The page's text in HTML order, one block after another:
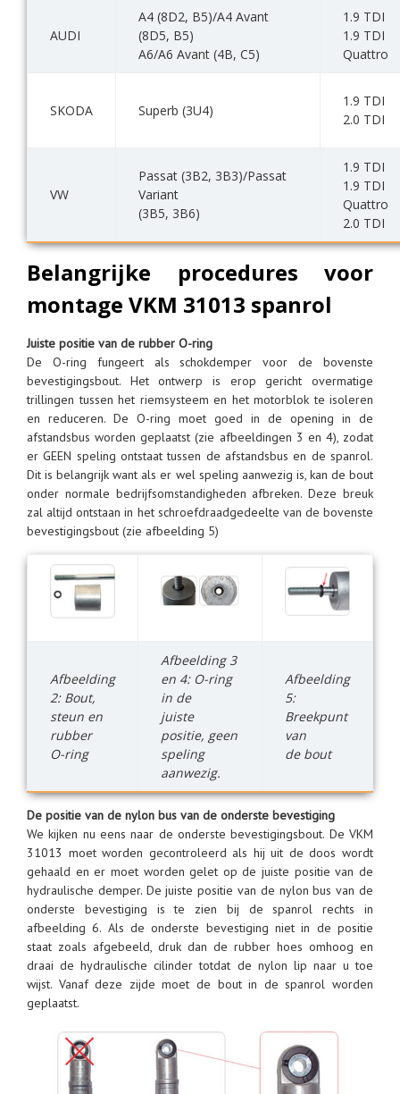
AUDI
A4 (8D2, B5)/A4 Avant
(8D5, B5)
A6/A6 Avant (4B, C5)
1.9 TDI
1.9 TDI
Quattro
SKODA Superb (3U4)
1.9 TDI
2.0 TDI
VW
Passat (3B2, 3B3)/Passat
Variant
(3B5, 3B6)
1.9 TDI
1.9 TDI
Quattro
2.0 TDI
Belangrijke procedures voor
montage VKM 31013 spanrol
Juiste positie van de rubber O-ring
De O-ring fungeert als schokdemper voor de bovenste
bevestigingsbout. Het ontwerp is erop gericht overmatige
trillingen tussen het riemsysteem en het motorblok te isoleren
en reduceren. De O-ring moet goed in de opening in de
afstandsbus worden geplaatst (zie afbeeldingen 3 en 4), zodat
er GEEN speling ontstaat tussen de afstandsbus en de spanrol.
Dit is belangrijk want als er wel speling aanwezig is, kan de bout
onder normale bedrijfsomstandigheden afbreken. Deze breuk
zal altijd ontstaan in het schroefdraadgedeelte van de bovenste
bevestigingsbout (zie afbeelding 5)
Afbeelding
2: Bout,
steun en
rubber
O-ring
Afbeelding 3
en 4: O-ring
in de
juiste
positie, geen
speling
aanwezig.
Afbeelding
5:
Breekpunt
van
de bout
De positie van de nylon bus van de onderste bevestiging
We kijken nu eens naar de onderste bevestigingsbout. De VKM
31013 moet worden gecontroleerd als hij uit de doos wordt
gehaald en er moet worden gelet op de juiste positie van de
hydraulische demper. De juiste positie van de nylon bus van de
onderste bevestiging is te zien bij de spanrol rechts in
afbeelding 6. Als de onderste bevestiging niet in de positie
staat zoals afgebeeld, druk dan de rubber hoes omhoog en
draai de hydraulische cilinder totdat de nylon lip naar u toe
wijst. Vanaf deze zijde moet de bout in de spanrol worden
geplaatst.